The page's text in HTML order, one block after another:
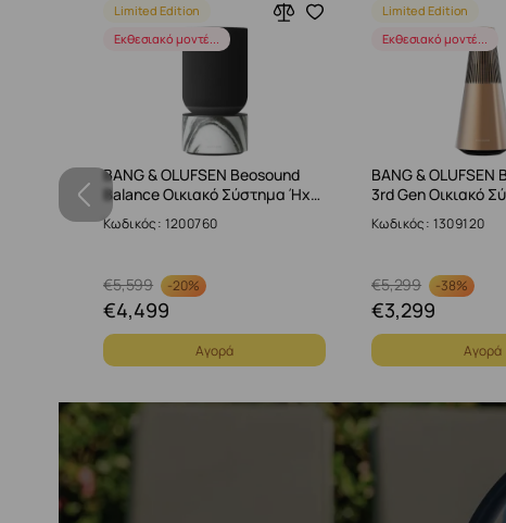
Limited Edition
Εκθεσιακό μοντέ...
BANG & OLUFSEN Beosound
Balance Οικιακό Σύστημα Ήχ…
Κωδικός: 1200760
5,599
€ -20%
4,499
€
Αγορά
Limited Edition
Εκθεσιακό μοντέ...
BANG & OLUFSEN
3rd Gen Οικιακό
Κωδικός: 1309120
5,299
€ -38%
3,299
€
Αγορά